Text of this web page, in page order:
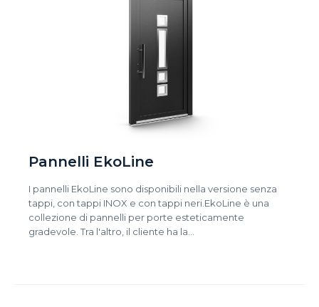
Pannelli EkoLine
I pannelli EkoLine sono disponibili nella versione senza
tappi, con tappi INOX e con tappi neri.EkoLine è una
collezione di pannelli per porte esteticamente
gradevole. Tra l'altro, il cliente ha la…